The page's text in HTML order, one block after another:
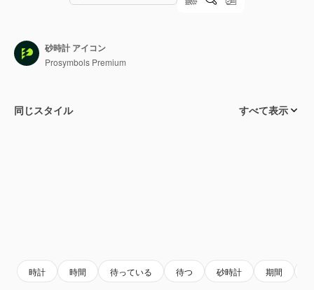
砂時計 アイコン
Prosymbols Premium
同じスタイル すべて表示
時計 時間 待っている 待つ 砂時計 期間